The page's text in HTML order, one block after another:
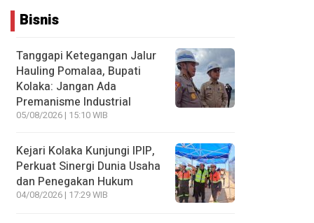
Bisnis
Tanggapi Ketegangan Jalur
Hauling Pomalaa, Bupati
Kolaka: Jangan Ada
Premanisme Industrial
05/08/2026 | 15:10 WIB
Kejari Kolaka Kunjungi IPIP,
Perkuat Sinergi Dunia Usaha
dan Penegakan Hukum
04/08/2026 | 17:29 WIB